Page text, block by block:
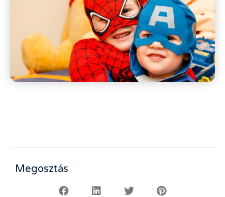
Megosztás